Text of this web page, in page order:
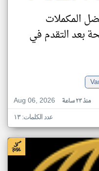
المكملات
بعد التقدم في
Aug 06, 2026
منذ ٢٣ ساعة
عدد الكلمات: ١٣